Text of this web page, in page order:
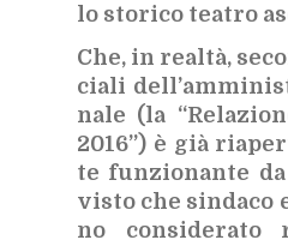
lo sto­ri­co tea­tro
Che, in real­tà,
cia­li
na­le (la
2016”) è già
te fun­zio­nan­te
vi­sto che sin­da­co
no con­si­de­ra­to